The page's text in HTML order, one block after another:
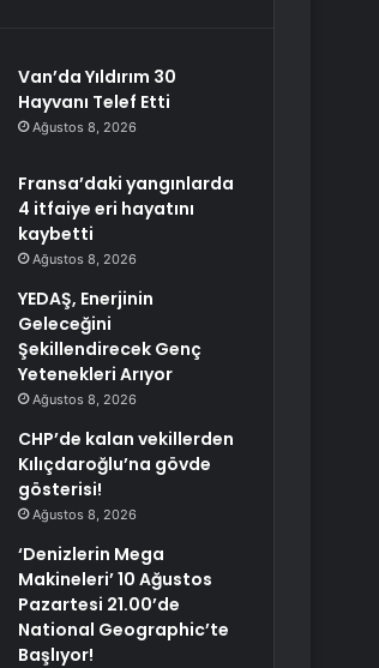
Van’da Yıldırım 30
Hayvanı Telef Etti
Ağustos 8, 2026
Fransa’daki yangınlarda
4 itfaiye eri hayatını
kaybetti
Ağustos 8, 2026
YEDAŞ, Enerjinin
Geleceğini
Şekillendirecek Genç
Yetenekleri Arıyor
Ağustos 8, 2026
CHP’de kalan vekillerden
Kılıçdaroğlu’na gövde
gösterisi!
Ağustos 8, 2026
‘Denizlerin Mega
Makineleri’ 10 Ağustos
Pazartesi 21.00’de
National Geographic’te
Başlıyor!